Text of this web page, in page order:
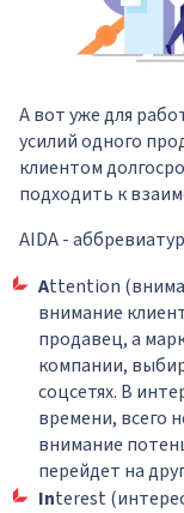
А вот уже для
усилий одного
клиентом
подходить к
AIDA -
Attention
внимание
продавец, а
компании,
соцсетях. В
времени, всего
внимание
перейдет на
Interest